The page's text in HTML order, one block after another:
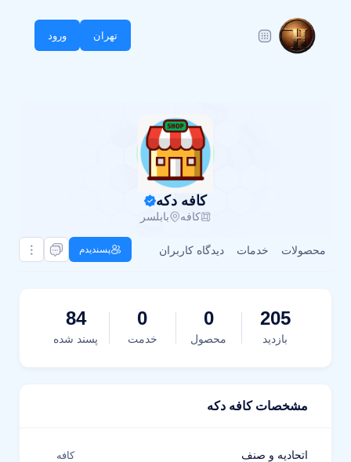
تهران ورود
کافه دکه
کافه بابلسر
محصولات خدمات دیدگاه کاربران پسندیدم
205
بازدید
0
محصول
0
خدمت
84
پسند شده
مشخصات کافه دکه
اتحادیه و صنف کافه